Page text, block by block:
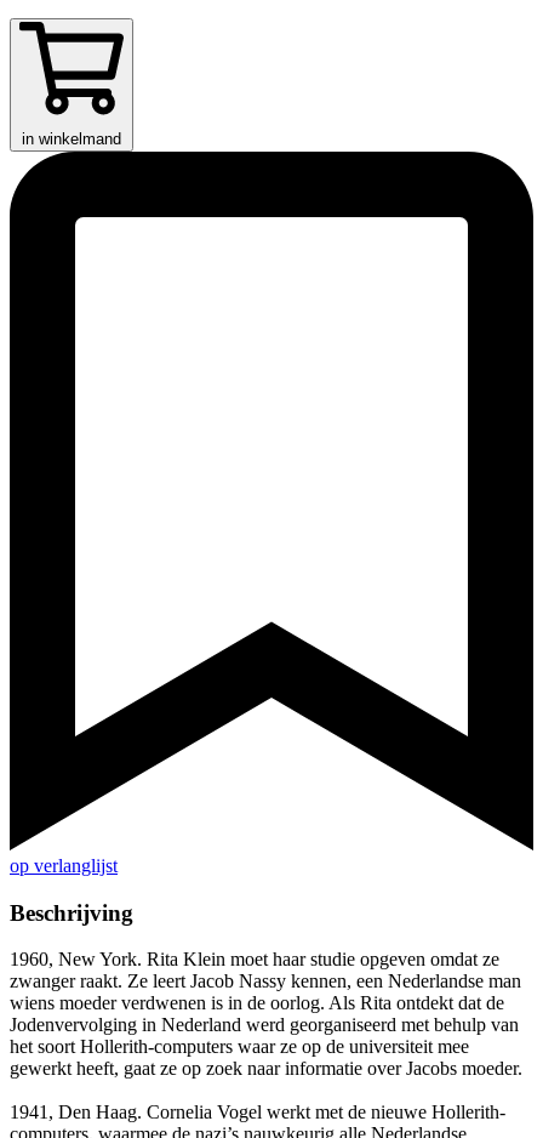
in winkelmand
op verlanglijst
Beschrijving
1960, New York. Rita Klein moet haar studie opgeven omdat ze
zwanger raakt. Ze leert Jacob Nassy kennen, een Nederlandse man
wiens moeder verdwenen is in de oorlog. Als Rita ontdekt dat de
Jodenvervolging in Nederland werd georganiseerd met behulp van
het soort Hollerith-computers waar ze op de universiteit mee
gewerkt heeft, gaat ze op zoek naar informatie over Jacobs moeder.
1941, Den Haag. Cornelia Vogel werkt met de nieuwe Hollerith-